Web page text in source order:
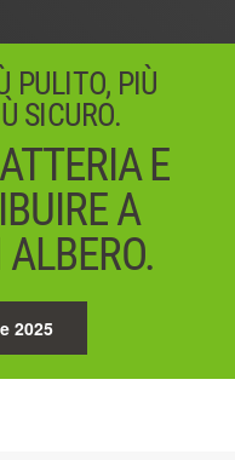
PULITO, PIÙ
SICURO.
E
A
2025